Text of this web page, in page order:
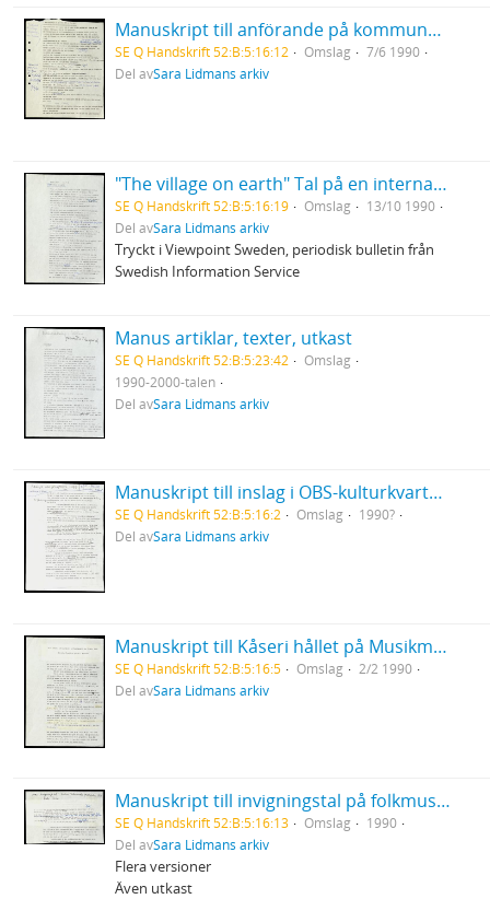
Manuskript till anförande på kommunplanerarkonferens i Skellefteå. I Norrland hava vi en stor del av Sverige
SE Q Handskrift 52:B:5:16:12 Omslag
7/6 1990
Del avSara Lidmans arkiv
"The village on earth" Tal på en internationell författarfestival i Toronto, Canada
SE Q Handskrift 52:B:5:16:19 Omslag
13/10 1990
Del avSara Lidmans arkiv
Tryckt i Viewpoint Sweden, periodisk bulletin från
Swedish Information Service
Manus artiklar, texter, utkast
SE Q Handskrift 52:B:5:23:42
Omslag
1990-2000-talen
Del avSara Lidmans arkiv
Manuskript till inslag i OBS-kulturkvarten Rasism under pornografisk flagg
SE Q Handskrift 52:B:5:16:2 Omslag
1990?
Del avSara Lidmans arkiv
Manuskript till Kåseri hållet på Musikmuseet "När mina farmödrar möttes i Burundi"
SE Q Handskrift 52:B:5:16:5 Omslag
2/2 1990
Del avSara Lidmans arkiv
Manuskript till invigningstal på folkmusikfestivalen i Falun
SE Q Handskrift 52:B:5:16:13 Omslag
1990
Del avSara Lidmans arkiv
Flera versioner
Även utkast